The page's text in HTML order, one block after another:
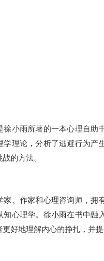
徐小雨所著的一本心理自助
学理论，分析了逃避行为产
的方法。
家、作家和心理咨询师，拥
知心理学。徐小雨在书中融
好地理解内心的挣扎，并提